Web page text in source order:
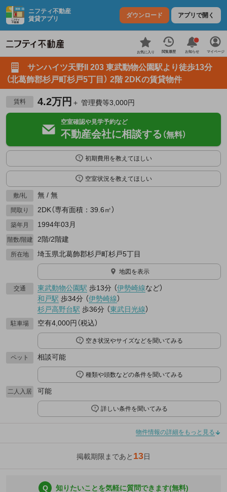
ニフティ不動産
賃貸アプリ
ダウンロード アプリで開く
お気に入り 閲覧履歴 お知らせ マイページ
サンハイツ天野II 203 東武動物公園駅より徒歩13分
（北葛飾郡杉戸町杉戸5丁目） 2階 2DKの賃貸物件
賃料 4.2万円 ＋ 管理費等3,000円
空室確認や見学予約など
不動産会社に相談する （無料）
初期費用を教えてほしい
空室状況を教えてほしい
敷/礼 無 / 無
間取り 2DK（専有面積：39.6㎡）
築年月 1994年03月
階数/階建 2階/2階建
所在地 埼玉県北葛飾郡杉戸町杉戸5丁目
地図を表示
交通 東武動物公園駅 歩13分 （伊勢崎線など）
和戸駅 歩34分 （伊勢崎線）
杉戸高野台駅 歩36分 （東武日光線）
駐車場 空有4,000円（税込）
空き状況やサイズなどを聞いてみる
ペット 相談可能
種類や頭数などの条件を聞いてみる
二人入居 可能
詳しい条件を聞いてみる
物件情報の詳細をもっと見る
掲載期限まであと 13日
Q 知りたいことを気軽に質問できます(無料)